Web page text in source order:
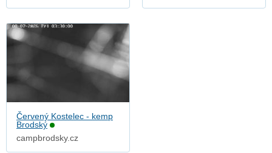
Červený Kostelec - kemp
Brodský
campbrodsky.cz